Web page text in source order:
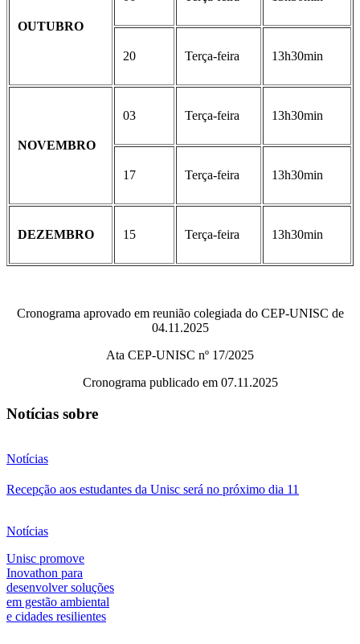
OUTUBRO
20 Terça-feira 13h30min
NOVEMBRO
03 Terça-feira 13h30min
17 Terça-feira 13h30min
DEZEMBRO 15 Terça-feira 13h30min
Cronograma aprovado em reunião colegiada do CEP-UNISC de
04.11.2025
Ata CEP-UNISC nº 17/2025
Cronograma publicado em 07.11.2025
Notícias sobre
Notícias
Recepção aos estudantes da Unisc será no próximo dia 11
Notícias
Unisc promove
Inovathon para
desenvolver soluções
em gestão ambiental
e cidades resilientes